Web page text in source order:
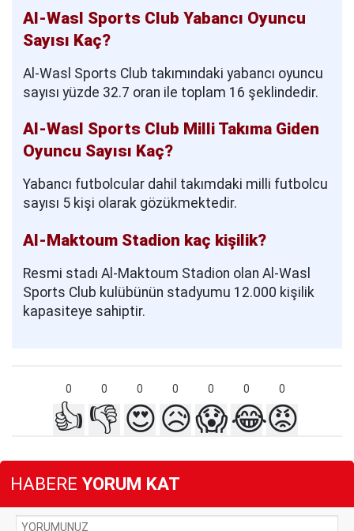
Al-Wasl Sports Club Yabancı Oyuncu
Sayısı Kaç?
Al-Wasl Sports Club takımındaki yabancı oyuncu
sayısı yüzde 32.7 oran ile toplam 16 şeklindedir.
Al-Wasl Sports Club Milli Takıma Giden
Oyuncu Sayısı Kaç?
Yabancı futbolcular dahil takımdaki milli futbolcu
sayısı 5 kişi olarak gözükmektedir.
Al-Maktoum Stadion kaç kişilik?
Resmi stadı Al-Maktoum Stadion olan Al-Wasl
Sports Club kulübünün stadyumu 12.000 kişilik
kapasiteye sahiptir.
0 0 0 0 0 0 0
👍 👎 😍😥😱😂😡
HABERE YORUM KAT